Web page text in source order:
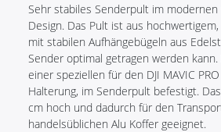
Sehr stabiles Senderpult im modernen
Design. Das Pult ist aus
mit stabilen Aufhängebügeln aus
Sender optimal getragen werden
einer speziellen für den DJI MAVIC
Halterung, im Senderpult befestigt.
cm hoch und dadurch für den
handelsüblichen Alu Koffer geeignet.